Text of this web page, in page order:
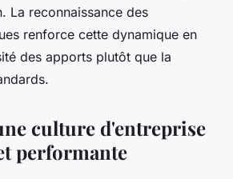
La reconnaissance des
renforce cette dynamique en
des apports plutôt que la
culture d'entreprise
performante